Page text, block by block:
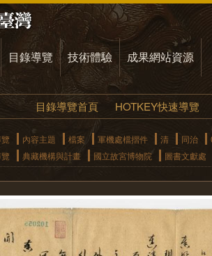
目錄導覽 技術體驗 成果網站資源
目錄導覽首頁 HOTKEY快速導覽
內容主題 檔案 軍機處檔摺件 清 同治
典藏機構與計畫 國立故宮博物院 圖書文獻處